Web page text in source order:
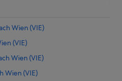
Wien (VIE)
(VIE)
Wien (VIE)
Wien (VIE)